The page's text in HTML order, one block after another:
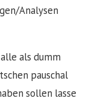
Analysen
als dumm
pauschal
sollen lasse